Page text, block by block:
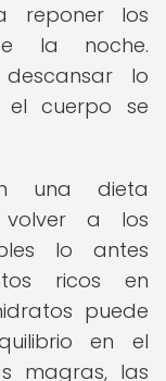
reponer los
la noche.
lo
el cuerpo se
una dieta
volver a los
lo antes
ricos en
puede
en el
magras, las